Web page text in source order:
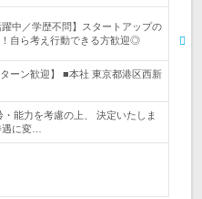
躍中／学歴不問】スタートアップの
自ら考え行動できる方歓迎◎
ーン歓迎】 ■本社 東京都港区西新
能力を考慮の上、 決定いたしま
に変…